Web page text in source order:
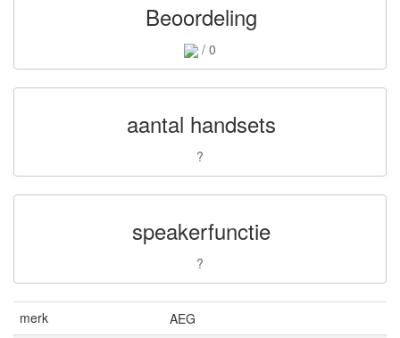
Beoordeling
/ 0
aantal handsets
?
speakerfunctie
?
merk
AEG